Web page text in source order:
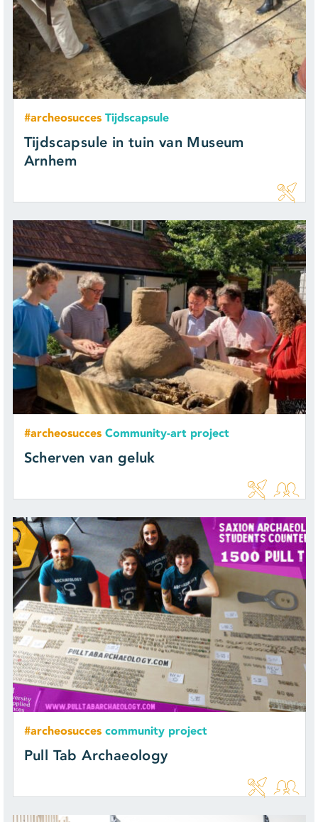
#archeosucces Tijdscapsule
Tijdscapsule in tuin van Museum
Arnhem
#archeosucces Community-art project
Scherven van geluk
#archeosucces community project
Pull Tab Archaeology